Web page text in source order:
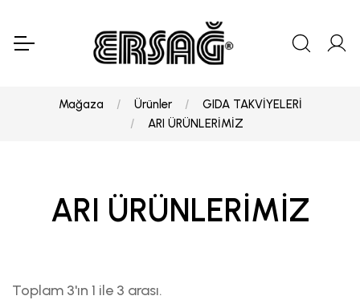
Mağaza Ürünler
GIDA TAKVİYELERİ
ARI ÜRÜNLERİMİZ
ARI ÜRÜNLERİMİZ
Toplam 3'ın 1 ile 3 arası.